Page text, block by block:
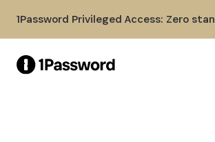
1Password Privileged Access: Zero